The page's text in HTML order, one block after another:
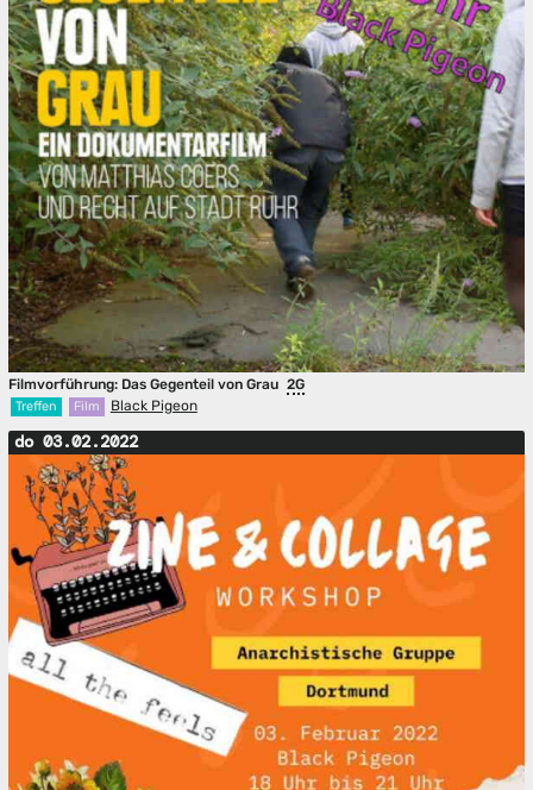
Filmvorführung: Das Gegenteil von Grau 2G
Treffen Film Black Pigeon
do 03.02.2022